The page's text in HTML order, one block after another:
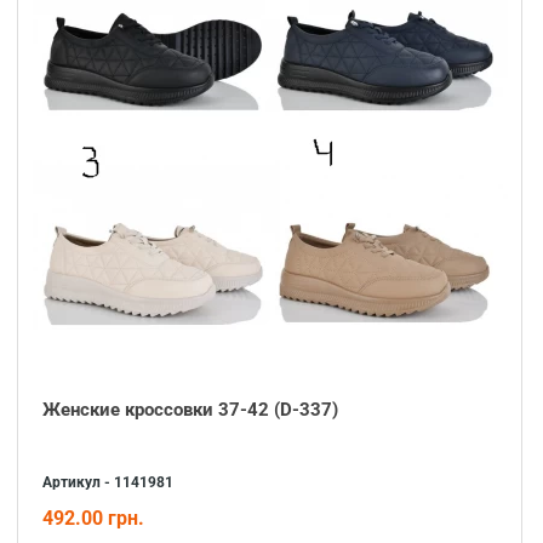
Женские кроссовки 37-42 (D-337)
Артикул - 1141981
492.00 грн.